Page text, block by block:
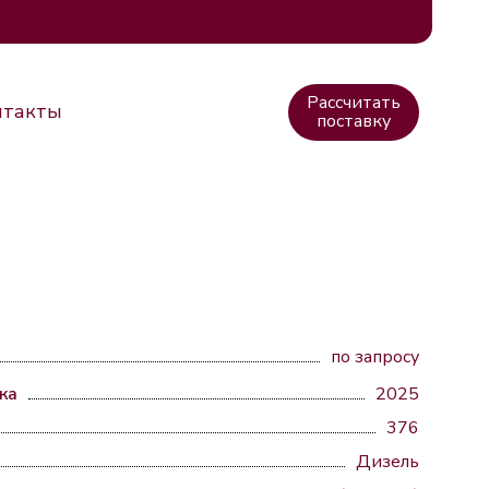
Рассчитать
поставку
по запросу
2025
376
Дизель